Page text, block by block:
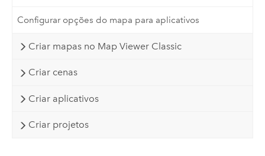
Configurar opções do mapa para aplicativos
Criar mapas no Map Viewer Classic
Criar cenas
Criar aplicativos
Criar projetos